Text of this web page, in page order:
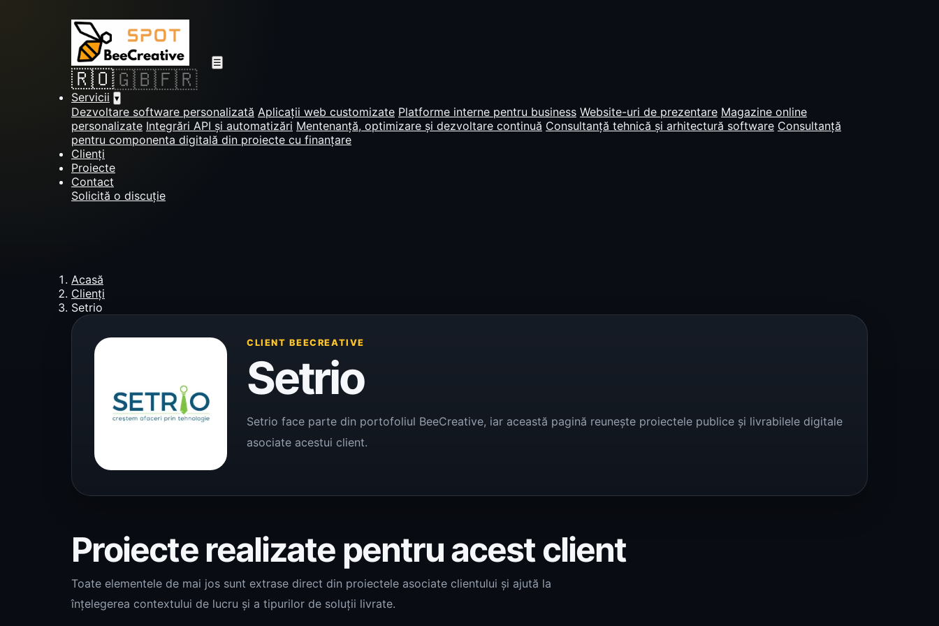
☰
🇷🇴🇬🇧🇫🇷
Servicii ▾
Dezvoltare software personalizată Aplicații web customizate Platforme interne pentru business Website-uri de prezentare Magazine online
personalizate Integrări API și automatizări Mentenanță, optimizare și dezvoltare continuă Consultanță tehnică și arhitectură software Consultanță
pentru componenta digitală din proiecte cu finanțare
Clienți
Proiecte
Contact
Solicită o discuție
Acasă
Clienți
Setrio
CLIENT BEECREATIVE
Setrio
Setrio face parte din portofoliul BeeCreative, iar această pagină reunește proiectele publice și livrabilele digitale
asociate acestui client.
Proiecte realizate pentru acest client
Toate elementele de mai jos sunt extrase direct din proiectele asociate clientului și ajută la
înțelegerea contextului de lucru și a tipurilor de soluții livrate.